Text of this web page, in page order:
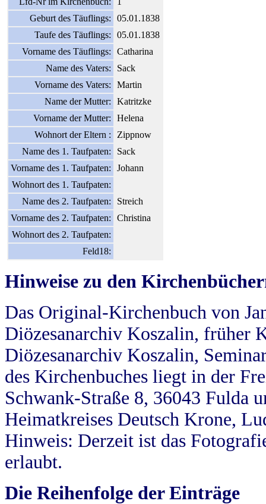
Geburt des Täuflings:
05.01.1838
Taufe des Täuflings:
05.01.1838
Vorname des Täuflings:
Catharina
Name des Vaters:
Sack
Vorname des Vaters:
Martin
Name der Mutter:
Katritzke
Vorname der Mutter:
Helena
Wohnort der Eltern :
Zippnow
Name des 1. Taufpaten:
Sack
Vorname des 1. Taufpaten:
Johann
Wohnort des 1. Taufpaten:
Name des 2. Taufpaten:
Streich
Vorname des 2. Taufpaten:
Christina
Wohnort des 2. Taufpaten:
Feld18:
Hinweise zu den
Das Original-Kirchenbuch von
Diözesanarchiv Koszalin, früher
Diözesanarchiv Koszalin,
des Kirchenbuches liegt in der
Schwank-Straße 8, 36043 Fulda
Heimatkreises Deutsch Krone,
Hinweis: Derzeit ist das
erlaubt.
Die Reihenfolge der Einträge